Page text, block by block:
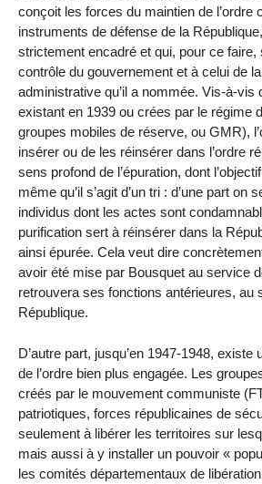
conçoit les forces du maintien de l’ordre
instruments de défense de la
strictement encadré et qui, pour ce
contrôle du gouvernement et à celui de
administrative qu’il a nommée. Vis-à-vis
existant en 1939 ou crées par le régime
groupes mobiles de réserve, ou GMR),
insérer ou de les réinsérer dans l’ordre
sens profond de l’épuration, dont
même qu’il s’agit d’un tri : d’une part on
individus dont les actes sont
purification sert à réinsérer dans la
ainsi épurée. Cela veut dire
avoir été mise par Bousquet au service
retrouvera ses fonctions antérieures, au
République.
D’autre part, jusqu’en 1947-1948,
de l’ordre bien plus engagée. Les
créés par le mouvement communiste
patriotiques, forces républicaines de
seulement à libérer les territoires sur
mais aussi à y installer un pouvoir «
les comités départementaux de